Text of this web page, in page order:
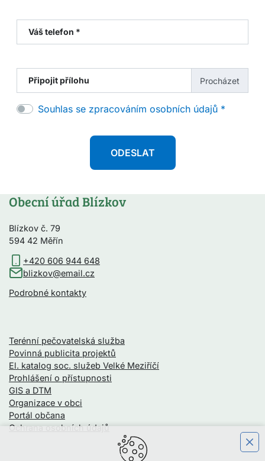
Váš telefon *
Připojit přílohu
Souhlas se zpracováním osobních údajů *
Obecní úřad Blízkov
Blízkov č. 79
594 42 Měřín
+420 606 944 648
blizkov@email.cz
Podrobné kontakty
Terénní pečovatelská služba
Povinná publicita projektů
El. katalog soc. služeb Velké Meziříčí
Prohlášení o přístupnosti
GIS a DTM
Organizace v obci
Portál občana
Ochrana osobních údajů